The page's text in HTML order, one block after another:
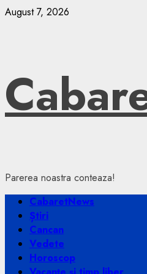
Skip
August 7, 2026
Parerea noastra conteaza!
Primary
Menu
CabaretNews
Știri
Cancan
Vedete
Horoscop